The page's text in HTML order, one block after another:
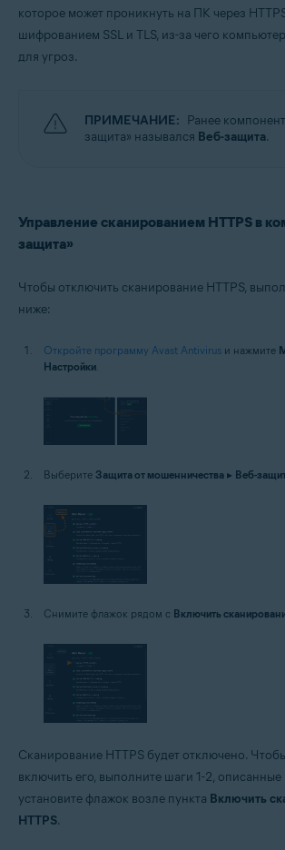
которое может проникнуть на ПК через
шифрованием SSL и TLS, из-за чего
для угроз.
ПРИМЕЧАНИЕ: Ранее
защита» назывался Веб-защита.
Управление сканированием HTTPS в
защита»
Чтобы отключить сканирование HTTPS,
ниже:
Откройте программу Avast Antivirus и нажмите
Настройки.
Выберите Защита от мошенничества ▸ Веб-
Снимите флажок рядом с Включить
Сканирование HTTPS будет отключено.
включить его, выполните шаги 1-2, описанные
установите флажок возле пункта Включить
HTTPS.